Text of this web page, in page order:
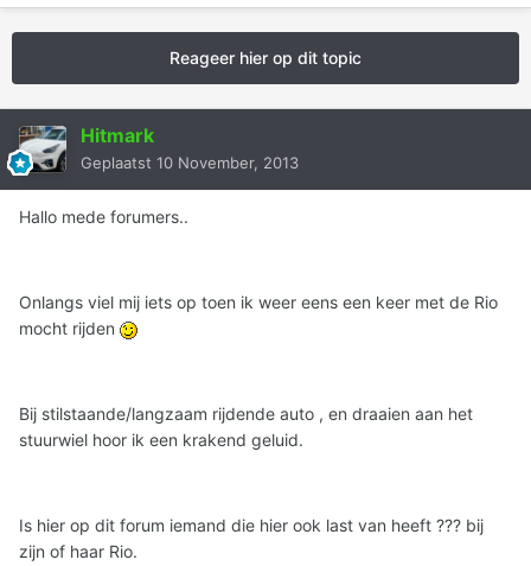
Reageer hier op dit topic
Hitmark
Geplaatst 10 November, 2013
Hallo mede forumers..
Onlangs viel mij iets op toen ik weer eens een keer met de Rio
mocht rijden
Bij stilstaande/langzaam rijdende auto , en draaien aan het
stuurwiel hoor ik een krakend geluid.
Is hier op dit forum iemand die hier ook last van heeft ??? bij
zijn of haar Rio.